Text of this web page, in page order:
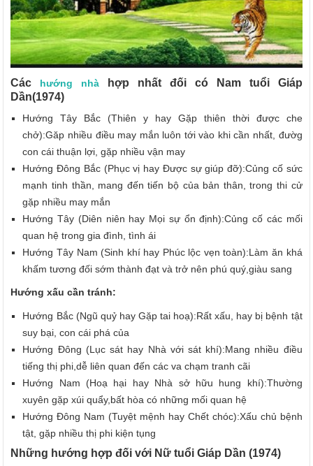
Các hướng nhà hợp nhất đối có Nam tuổi Giáp
Dần(1974)
Hướng Tây Bắc (Thiên y hay Gặp thiên thời được che
chở):Găp nhiều điều may mắn luôn tới vào khi cần nhất, đườg
con cái thuận lợi, gặp nhiều vận may
Hướng Đông Bắc (Phục vị hay Được sự giúp đỡ):Củng cố sức
mạnh tinh thần, mang đến tiến bộ của bản thân, trong thi cử
gặp nhiều may mắn
Hướng Tây (Diên niên hay Mọi sự ổn định):Củng cố các mối
quan hệ trong gia đình, tình ái
Hướng Tây Nam (Sinh khí hay Phúc lộc vẹn toàn):Làm ăn khá
khấm tương đối sớm thành đạt và trở nên phú quý,giàu sang
Hướng xấu cần tránh:
Hướng Bắc (Ngũ quỷ hay Gặp tai hoạ):Rất xấu, hay bị bệnh tật
suy bại, con cái phá của
Hướng Đông (Lục sát hay Nhà với sát khí):Mang nhiều điều
tiếng thị phi,dễ liên quan đến các va chạm tranh cãi
Hướng Nam (Hoạ hại hay Nhà sở hữu hung khí):Thường
xuyên gặp xúi quẩy,bất hòa có những mối quan hệ
Hướng Đông Nam (Tuyệt mệnh hay Chết chóc):Xấu chủ bệnh
tật, gặp nhiều thị phi kiện tụng
Những hướng hợp đối với Nữ tuổi Giáp Dần (1974)